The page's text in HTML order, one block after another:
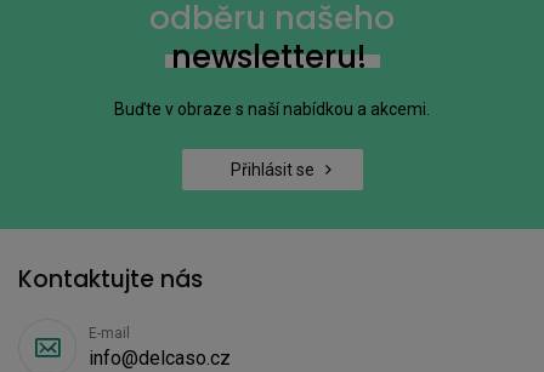
odběru našeho
newsletteru!
Buďte v obraze s naší nabídkou a akcemi.
Přihlásit se
Kontaktujte nás
E-mail
info@delcaso.cz